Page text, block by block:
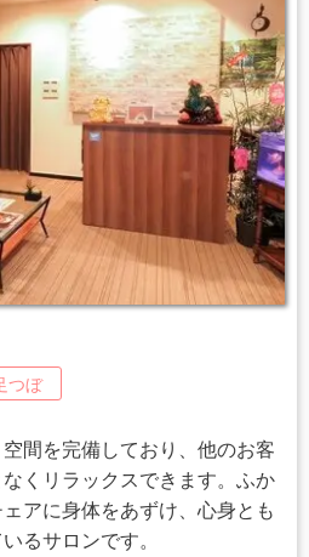
つぼ
間を完備しており、他のお客
くリラックスできます。ふか
アに身体をあずけ、心身とも
るサロンです。